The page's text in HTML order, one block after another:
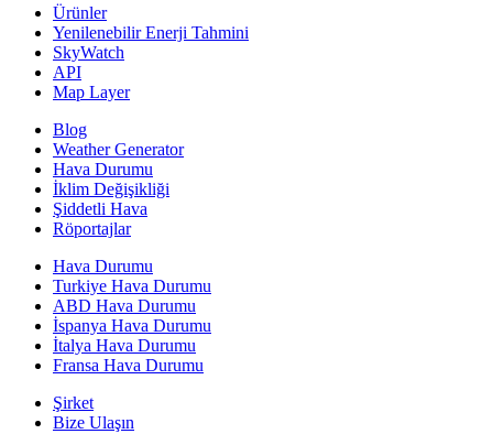
Ürünler
Yenilenebilir Enerji Tahmini
SkyWatch
API
Map Layer
Blog
Weather Generator
Hava Durumu
İklim Değişikliği
Şiddetli Hava
Röportajlar
Hava Durumu
Turkiye Hava Durumu
ABD Hava Durumu
İspanya Hava Durumu
İtalya Hava Durumu
Fransa Hava Durumu
Şirket
Bize Ulaşın